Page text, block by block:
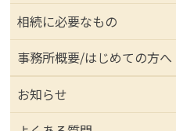
相続に必要なもの
事務所概要/はじめての方へ
お知らせ